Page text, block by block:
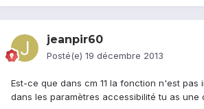
jeanpir60
Posté(e) 19 décembre 2013
Est-ce que dans cm 11 la fonction n'est pas
dans les paramètres accessibilité tu as une